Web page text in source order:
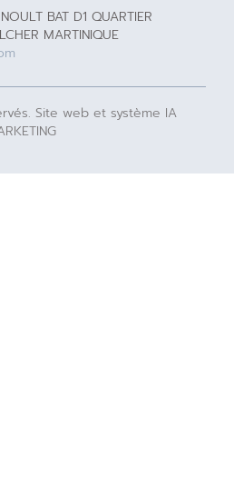
BAT D1 QUARTIER
MARTINIQUE
Site web et système IA